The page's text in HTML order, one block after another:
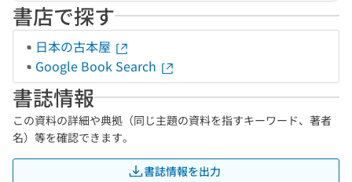
書店で探す
日本の古本屋
Google Book Search
書誌情報
この資料の詳細や典拠（同じ主題の資料を指すキーワード、著者
名）等を確認できます。
書誌情報を出力